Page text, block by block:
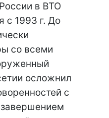
в ВТО
с 1993 г. До
со всеми
осложнил
с